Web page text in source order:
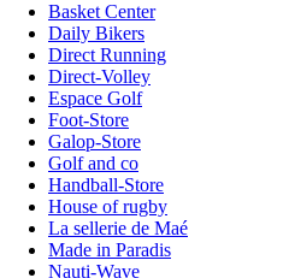
Basket Center
Daily Bikers
Direct Running
Direct-Volley
Espace Golf
Foot-Store
Galop-Store
Golf and co
Handball-Store
House of rugby
La sellerie de Maé
Made in Paradis
Nauti-Wave